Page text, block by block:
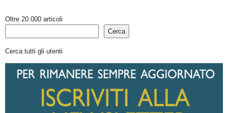
Oltre 20.000 articoli
Cerca
Cerca tutti gli utenti